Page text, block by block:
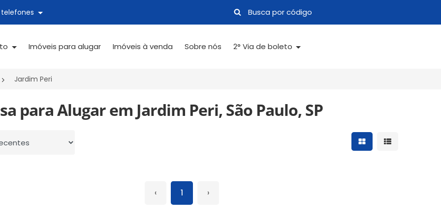
telefones
Imóveis para alugar Imóveis à venda Sobre nós 2° Via de boleto
Jardim Peri
para Alugar em Jardim Peri, São Paulo, SP
por Mostrar resultados
Mostrar
‹ 1 ›